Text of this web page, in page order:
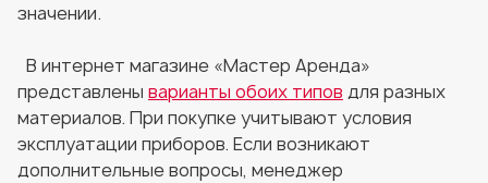
значении.
В интернет магазине «Мастер Аренда»
представлены варианты обоих типов для разных
материалов. При покупке учитывают условия
эксплуатации приборов. Если возникают
дополнительные вопросы, менеджер